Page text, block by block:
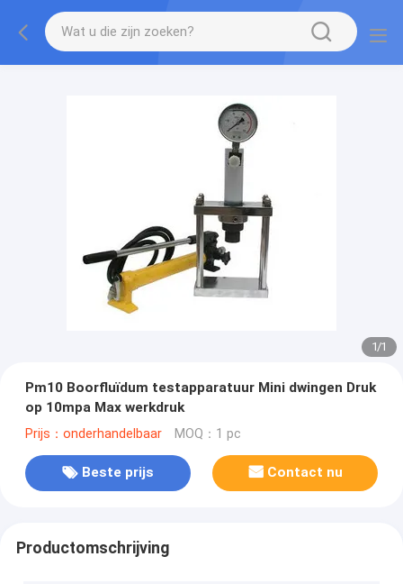
1/1
Pm10 Boorfluïdum testapparatuur Mini dwingen Druk
op 10mpa Max werkdruk
Prijs：onderhandelbaar MOQ：1 pc
Beste prijs Contact nu
Productomschrijving